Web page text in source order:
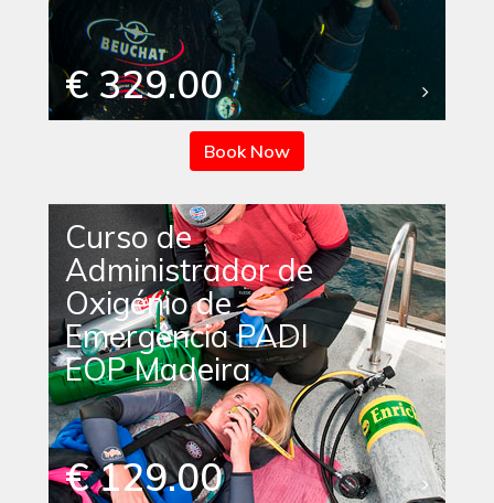
€ 329.00
Book Now
Curso de
Administrador de
Oxigénio de
Emergência PADI
EOP Madeira
€ 129.00